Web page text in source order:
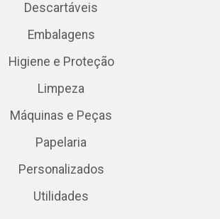
Descartáveis
Embalagens
Higiene e Proteção
Limpeza
Máquinas e Peças
Papelaria
Personalizados
Utilidades